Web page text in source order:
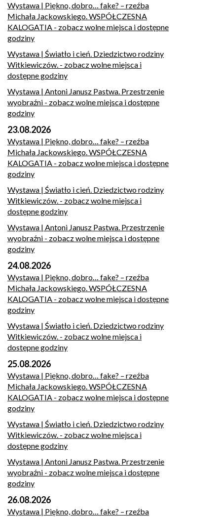
Wystawa | Piękno, dobro… fake? – rzeźba
Michała Jackowskiego. WSPÓŁCZESNA
KALOGATIA - zobacz wolne miejsca i dostępne
godziny
Wystawa | Światło i cień. Dziedzictwo rodziny
Witkiewiczów. - zobacz wolne miejsca i
dostępne godziny
Wystawa | Antoni Janusz Pastwa. Przestrzenie
wyobraźni - zobacz wolne miejsca i dostępne
godziny
23.08.2026
Wystawa | Piękno, dobro… fake? – rzeźba
Michała Jackowskiego. WSPÓŁCZESNA
KALOGATIA - zobacz wolne miejsca i dostępne
godziny
Wystawa | Światło i cień. Dziedzictwo rodziny
Witkiewiczów. - zobacz wolne miejsca i
dostępne godziny
Wystawa | Antoni Janusz Pastwa. Przestrzenie
wyobraźni - zobacz wolne miejsca i dostępne
godziny
24.08.2026
Wystawa | Piękno, dobro… fake? – rzeźba
Michała Jackowskiego. WSPÓŁCZESNA
KALOGATIA - zobacz wolne miejsca i dostępne
godziny
Wystawa | Światło i cień. Dziedzictwo rodziny
Witkiewiczów. - zobacz wolne miejsca i
dostępne godziny
25.08.2026
Wystawa | Piękno, dobro… fake? – rzeźba
Michała Jackowskiego. WSPÓŁCZESNA
KALOGATIA - zobacz wolne miejsca i dostępne
godziny
Wystawa | Światło i cień. Dziedzictwo rodziny
Witkiewiczów. - zobacz wolne miejsca i
dostępne godziny
Wystawa | Antoni Janusz Pastwa. Przestrzenie
wyobraźni - zobacz wolne miejsca i dostępne
godziny
26.08.2026
Wystawa | Piękno, dobro… fake? – rzeźba